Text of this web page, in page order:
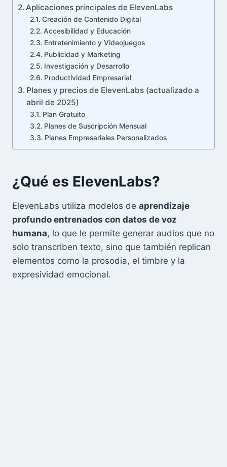
Aplicaciones principales de ElevenLabs
Creación de Contenido Digital
Accesibilidad y Educación
Entretenimiento y Videojuegos
Publicidad y Marketing
Investigación y Desarrollo
Productividad Empresarial
Planes y precios de ElevenLabs (actualizado a
abril de 2025)
Plan Gratuito
Planes de Suscripción Mensual
Planes Empresariales Personalizados
¿Qué es ElevenLabs?
ElevenLabs utiliza modelos de aprendizaje
profundo entrenados con datos de voz
humana, lo que le permite generar audios que no
solo transcriben texto, sino que también replican
elementos como la prosodia, el timbre y la
expresividad emocional.